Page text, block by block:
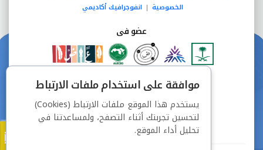
الخصوصية | انفوجرافيك أكاديمي
عضو فى
دفع آمن من خلال
موافقة على استخدام ملفات الارتباط
يستخدم هذا الموقع ملفات الارتباط (Cookies)
لتحسين تجربتك أثناء التصفح، ولمساعدتنا في
تحليل أداء الموقع.